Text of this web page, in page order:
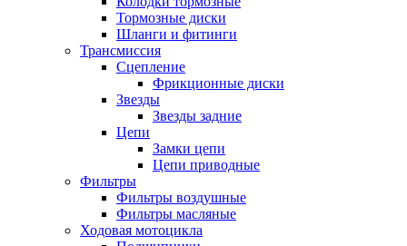
Тормозные диски
Шланги и фитинги
Трансмиссия
Cцепление
Фрикционные диски
Звезды
Звезды задние
Цепи
Замки цепи
Цепи приводные
Фильтры
Фильтры воздушные
Фильтры масляные
Ходовая мотоцикла